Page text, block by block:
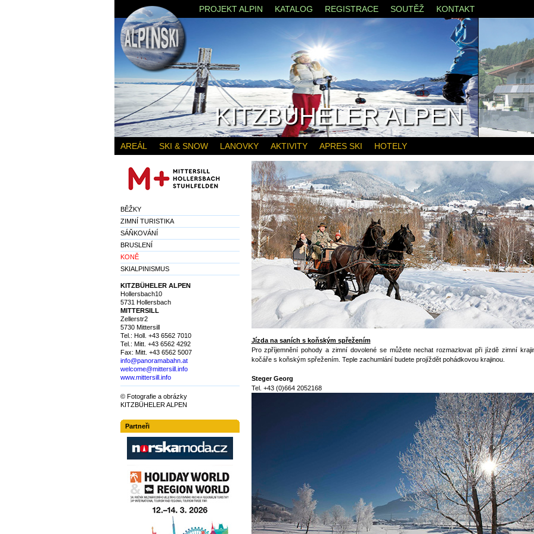
Jízda na saních s koňským spřežením
Pro zpříjemnění pohody a zimní dovolené se můžete nechat rozmazlovat při jízdě zimní
kočáře s koňským spřežením. Teple zachumlání budete projíždět pohádkovou krajinou.
Steger Georg
Tel. +43 (0)664 2052168
BĚŽKY
ZIMNÍ TURISTIKA
SÁŇKOVÁNÍ
BRUSLENÍ
KONĚ
SKIALPINISMUS
KITZBÜHELER ALPEN
Hollersbach10
5731 Hollersbach
MITTERSILL
Zellerstr2
5730 Mittersill
Tel.: Holl. +43 6562 7010
Tel.: Mitt. +43 6562 4292
Fax: Mitt. +43 6562 5007
info@panoramabahn.at
welcome@mittersill.info
www.mittersill.info
© Fotografie a obrázky
KITZBÜHELER ALPEN
Partneři
PROJEKT ALPIN KATALOG REGISTRACE SOUTĚŽ KONTAKT
AREÁL SKI & SNOW LANOVKY AKTIVITY APRES SKI HOTELY
KITZBÜHELER ALPEN